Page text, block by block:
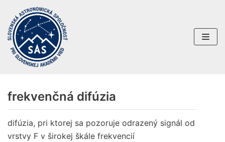
Preskočiť
na
obsah
frekvenčná difúzia
difúzia, pri ktorej sa pozoruje odrazený signál od
vrstvy F v širokej škále frekvencií